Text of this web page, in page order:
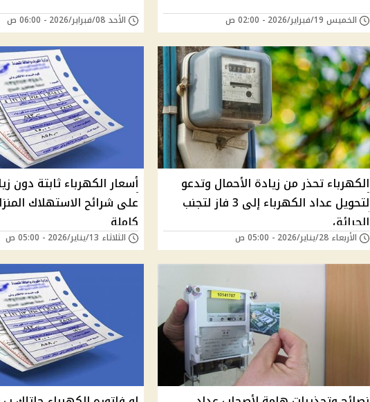
الخميس 19/فبراير/2026 - 02:00 ص الأحد 08/فبراير/2026 - 06:00 ص
الكهرباء تحذر من زيادة الأحمال وتدعو
لتحويل عداد الكهرباء إلى 3 فاز لتجنب
الحرائق
الأربعاء 28/يناير/2026 - 05:00 ص
أسعار الكهرباء ثابتة دون
على شرائح الاستهلاك
كاملة
الثلاثاء 13/يناير/2026 - 05:00 ص